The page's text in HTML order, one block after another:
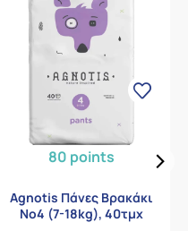
80 points
Agnotis Πάνες Βρακάκι
Νο4 (7-18kg), 40τμχ